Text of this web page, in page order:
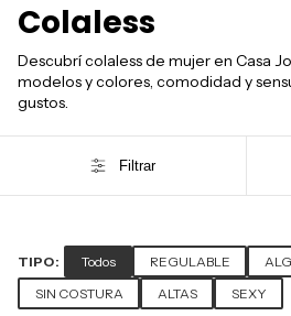
Colaless
Descubrí colaless de mujer en Casa
modelos y colores, comodidad y
gustos.
Filtrar
TIPO: Todos REGULABLE
SIN COSTURA
ALTAS SEXY